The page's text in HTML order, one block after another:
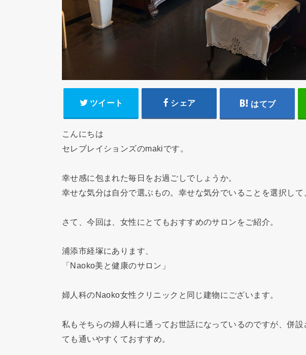
ツイート シェア はてブ
こんにちは
セレブレイションズのmakiです。
幸せ感に包まれた毎日をお過ごしでしょうか。
幸せな気分は自分で選ぶもの。幸せな気分でいることを選択し
さて、今回は、女性にとてもおすすめのサロンをご紹介。
浦添市経塚にあります、
「Naoko美と健康のサロン」
婦人科のNaoko女性クリニックと同じ建物にございます。
私もそちらの婦人科に通ってお世話になっているのですが、併
ても通いやすくておすすめ。